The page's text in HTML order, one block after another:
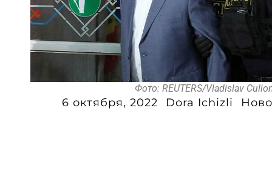
Фото: REUTERS/Vladislav
6 октября, 2022 Dora Ichizli